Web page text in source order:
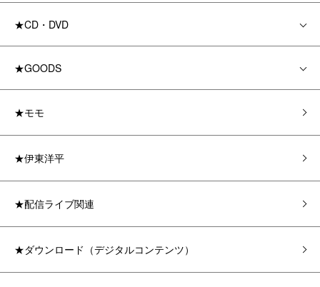
★CD・DVD
★GOODS
★モモ
★伊東洋平
★配信ライブ関連
★ダウンロード（デジタルコンテンツ）